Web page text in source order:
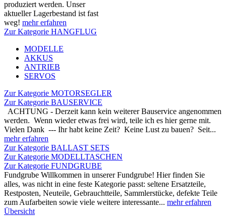
produziert werden. Unser
aktueller Lagerbestand ist fast
weg! mehr erfahren
Zur Kategorie HANGFLUG
MODELLE
AKKUS
ANTRIEB
SERVOS
Zur Kategorie MOTORSEGLER
Zur Kategorie BAUSERVICE
ACHTUNG - Derzeit kann kein weiterer Bauservice angenommen
werden. Wenn wieder etwas frei wird, teile ich es hier gerne mit.
Vielen Dank --- Ihr habt keine Zeit? Keine Lust zu bauen? Seit...
mehr erfahren
Zur Kategorie BALLAST SETS
Zur Kategorie MODELLTASCHEN
Zur Kategorie FUNDGRUBE
Fundgrube Willkommen in unserer Fundgrube! Hier finden Sie
alles, was nicht in eine feste Kategorie passt: seltene Ersatzteile,
Restposten, Neuteile, Gebrauchtteile, Sammlerstücke, defekte Teile
zum Aufarbeiten sowie viele weitere interessante... mehr erfahren
Übersicht